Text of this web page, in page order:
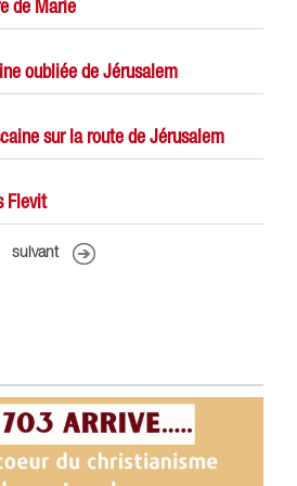
de Marie
oubliée de Jérusalem
sur la route de Jérusalem
Flevit
suivant